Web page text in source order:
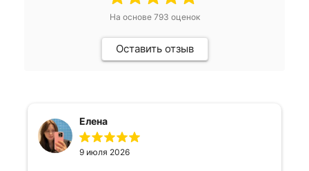
На основе 793 оценок
Оставить отзыв
Елена
9 июля 2026